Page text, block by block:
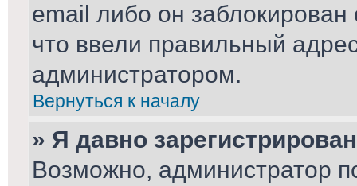
email либо он
что ввели правильный
администратором.
Вернуться к началу
» Я давно
Возможно, администратор